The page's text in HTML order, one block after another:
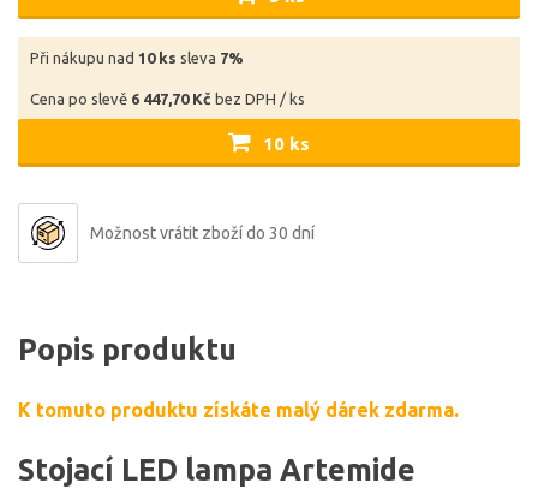
Při nákupu nad 10 ks sleva 7%
Cena po slevě 6 447,70 Kč bez DPH / ks
10 ks
Možnost vrátit zboží do 30 dní
Popis produktu
K tomuto produktu získáte malý dárek zdarma.
Stojací LED lampa Artemide